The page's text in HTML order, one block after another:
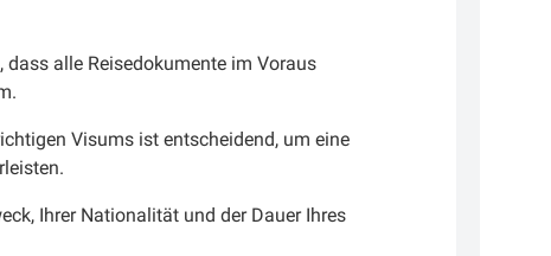
dass alle Reisedokumente im Voraus
Visums ist entscheidend, um eine
Ihrer Nationalität und der Dauer Ihres